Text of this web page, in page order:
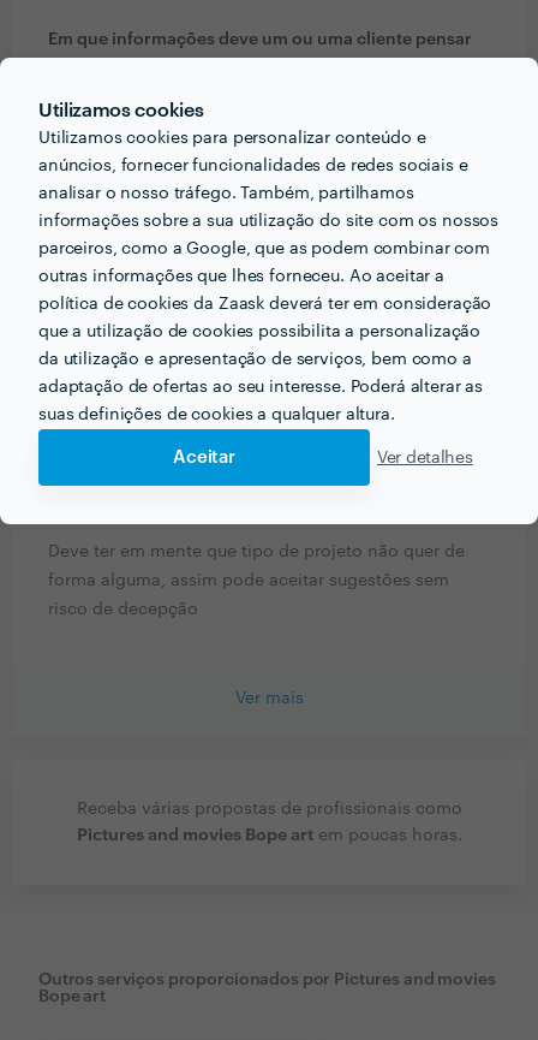
Utilizamos cookies
Utilizamos cookies para personalizar conteúdo e
anúncios, fornecer funcionalidades de redes sociais e
analisar o nosso tráfego. Também, partilhamos
informações sobre a sua utilização do site com os nossos
parceiros, como a Google, que as podem combinar com
outras informações que lhes forneceu. Ao aceitar a
política de cookies da Zaask deverá ter em consideração
que a utilização de cookies possibilita a personalização
da utilização e apresentação de serviços, bem como a
adaptação de ofertas ao seu interesse. Poderá alterar as
suas definições de cookies a qualquer altura.
Aceitar Ver detalhes
Em que informações deve um ou uma cliente pensar
Que cores prefere, Gosta mais de ambiente urbano ou
outro qualquer. Gosta de fotos mais naturais ou de
studio.
Que formação e experiência tem relacionadas com a
sua actividade?
Fotógrafo profissional, operador de câmera
broadcasting. Piloto licenciado de Dione profissional
em 4 países
Que conselhos daria a alguém que quer contratar
profissionais do seu sector? Há algo fundamental a ter
Deve ter em mente que tipo de projeto não quer de
forma alguma, assim pode aceitar sugestões sem
risco de decepção
Ver mais
Receba várias propostas de profissionais como
Pictures and movies Bope artem poucas horas.
Outros serviços proporcionados por Pictures and movies
Bope art